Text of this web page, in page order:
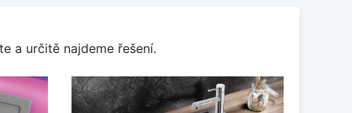
a určitě najdeme řešení.